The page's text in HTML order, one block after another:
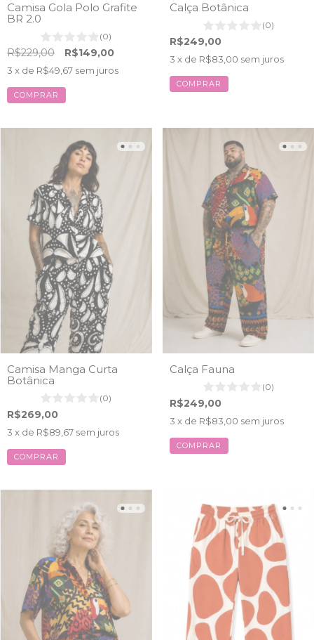
Camisa Gola Polo Grafite
BR 2.0
(0)
R$229,00 R$149,00
3 x de R$49,67 sem juros
COMPRAR
Calça Botânica
(0)
R$249,00
3 x de R$83,00 sem juros
COMPRAR
Camisa Manga Curta
Botânica
(0)
R$269,00
3 x de R$89,67 sem juros
COMPRAR
Calça Fauna
(0)
R$249,00
3 x de R$83,00 sem juros
COMPRAR